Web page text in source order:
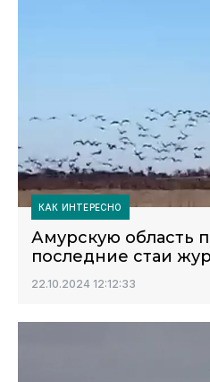
КАК ИНТЕРЕСНО
Амурскую область
последние стаи
22.10.2024 12:12:33